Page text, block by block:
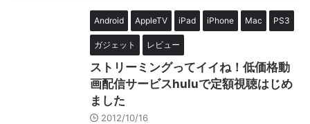
Android AppleTV iPad iPhone Mac PS3
ガジェット レビュー
ストリーミングってイイね！低価格動
画配信サービスhuluで定額視聴はじめ
ました
2012/10/16